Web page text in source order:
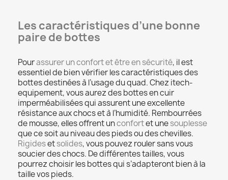
Les caractéristiques d’une bonne
paire de bottes
Pourassurer un confort et être en sécurité, il est
essentiel de bien vérifier les caractéristiques des
bottes destinées à l’usage du quad. Chez itech-
equipement, vous aurez des bottes en cuir
imperméabilisées qui assurent une excellente
résistance aux chocs et à l’humidité. Rembourrées
de mousse, elles offrent unconfortet unesouplesse
que ce soit au niveau des pieds ou des chevilles.
Rigidesetsolides, vous pouvez rouler sans vous
soucier des chocs. De différentes tailles, vous
pourrez choisir les bottes qui s’adapteront bien à la
taille vos pieds.